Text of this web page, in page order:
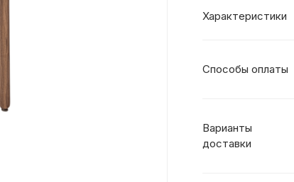
Характеристики
Способы оплаты
Варианты
доставки